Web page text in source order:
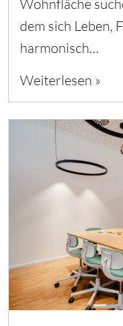
Wohnfläche
dem sich Leben,
harmonisch…
Weiterlesen »